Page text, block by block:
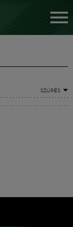
SZŰRÉS